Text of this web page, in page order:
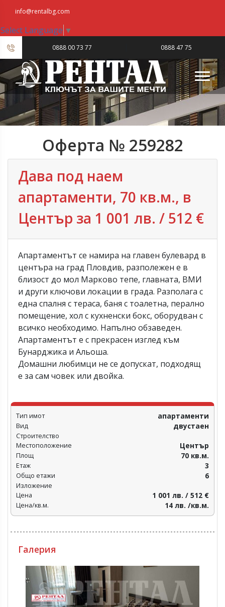
info@rentalbg.com
Select Language ▼
0888 00 73 77 0888 47 75
23
Оферта № 259282
Дава под наем
апартаменти, 70 кв.м., в
Център за 1 001 лв. / 512 €
Апартаментът се намира на главен булевард в
центъра на град Пловдив, разполежен е в
близост до мол Марково тепе, главната, ВМИ
и други ключови локации в града. Разполага с
една спалня с тераса, баня с тоалетна, перално
помещение, хол с кухненски бокс, оборудван с
всичко необходимо. Напълно обзаведен.
Апартаментът е с прекрасен изглед към
Бунарджика и Альоша.
Домашни любимци не се допускат, подходящ
е за сам човек или двойка.
Тип имот апартаменти
Вид двустаен
Строителство
Местоположение
Център
Площ 70 кв.м.
Етаж 3
Общо етажи 6
Изложение
Цена
1 001 лв. / 512 €
Цена/кв.м. 14 лв. /кв.м.
Галерия